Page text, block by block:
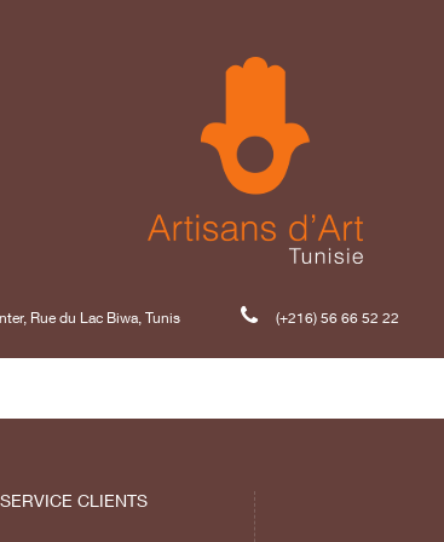
Rue du Lac Biwa, Tunis (+216) 56 66 52 22
SERVICE CLIENTS